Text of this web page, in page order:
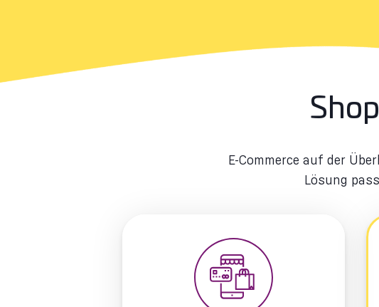
E-Commerce auf der
Lösung